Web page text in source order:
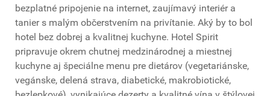
bezplatné pripojenie na internet, zaujímavý interiér a
tanier s malým občerstvením na privítanie. Aký by to bol
hotel bez dobrej a kvalitnej kuchyne. Hotel Spirit
pripravuje okrem chutnej medzinárodnej a miestnej
kuchyne aj špeciálne menu pre dietárov (vegetariánske,
vegánske, delená strava, diabetické, makrobiotické,